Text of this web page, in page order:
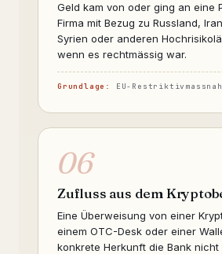
Geld kam von oder ging an eine
Firma mit Bezug zu Russland,
Syrien oder anderen
wenn es rechtmässig war.
Grundlage: EU-
06
Zufluss aus dem
Eine Überweisung von einer
einem OTC-Desk oder einer
konkrete Herkunft die Bank nicht